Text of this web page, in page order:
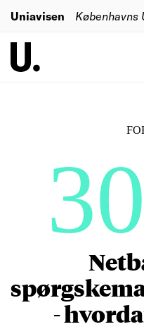
Uniavisen Københavns
-